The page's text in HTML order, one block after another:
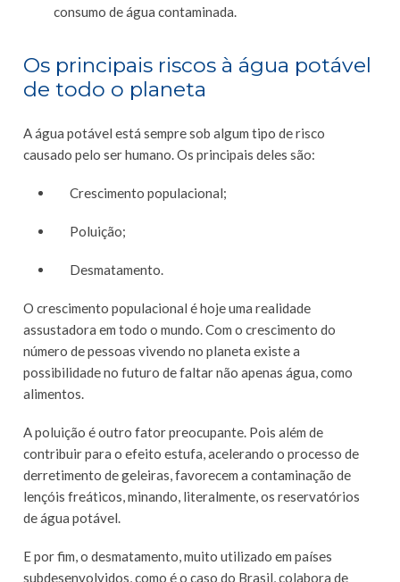
consumo de água contaminada.
Os principais riscos à água potável
de todo o planeta
A água potável está sempre sob algum tipo de risco
causado pelo ser humano. Os principais deles são:
Crescimento populacional;
Poluição;
Desmatamento.
O crescimento populacional é hoje uma realidade
assustadora em todo o mundo. Com o crescimento do
número de pessoas vivendo no planeta existe a
possibilidade no futuro de faltar não apenas água, como
alimentos.
A poluição é outro fator preocupante. Pois além de
contribuir para o efeito estufa, acelerando o processo de
derretimento de geleiras, favorecem a contaminação de
lençóis freáticos, minando, literalmente, os reservatórios
de água potável.
E por fim, o desmatamento, muito utilizado em países
subdesenvolvidos, como é o caso do Brasil, colabora de